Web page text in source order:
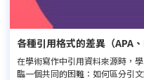
各種引用格式的差異（APA
在學術寫作中引用資料來源時，
臨一個共同的困難：如何區分引